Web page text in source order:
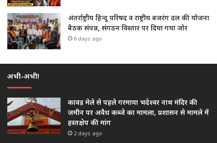
अंतर्राष्ट्रीय हिन्दू परिषद व राष्ट्रीय बजरंग दल की योजना
बैठक संपन्न, संगठन विस्तार पर दिया गया जोर
6 days ago
अभी-अभी!
कावड़ मेले से पहले गरमाया भदेश्वर नाथ मंदिर की
जमीन पर अवैध कब्जे का मामला, प्रशासन से मामले में
हस्तक्षेप की मांग
2 days ago